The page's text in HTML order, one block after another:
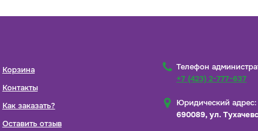
Корзина
Контакты
Как заказать?
Оставить отзыв
Телефон
+7 (423) 2-777-637
Юридический адрес:
690089, ул.